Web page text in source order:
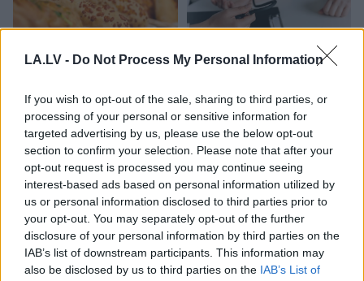
LA.LV - Do Not Process My Personal Information
If you wish to opt-out of the sale, sharing to third parties, or
processing of your personal or sensitive information for
targeted advertising by us, please use the below opt-out
section to confirm your selection. Please note that after your
opt-out request is processed you may continue seeing
interest-based ads based on personal information utilized by
us or personal information disclosed to third parties prior to
your opt-out. You may separately opt-out of the further
disclosure of your personal information by third parties on the
IAB’s list of downstream participants. This information may
also be disclosed by us to third parties on the IAB’s List of
“Šausmās gribas
veikalā uzvelkas par
citu pircēju uzvedību
pie bulciņu stenda
Parsirds un asinsvadu
arī ar uzturu: 7
produkti, kurus vērts
iekļaut ēdienkartē